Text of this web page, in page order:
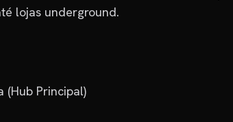
lojas underground.
Principal)